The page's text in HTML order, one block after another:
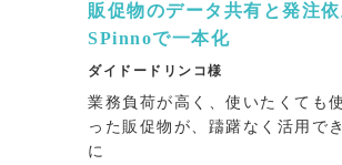
販促物のデータ共有と発注依
SPinnoで一本化
ダイドードリンコ様
業務負荷が高く、使いたくても
った販促物が、躊躇なく活用で
に